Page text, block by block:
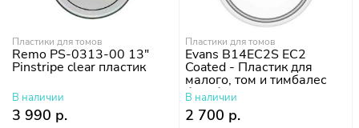
Пластики для томов
Remo PS-0313-00 13"
Pinstripe clear пластик
В наличии
3 990 р.
Пластики для томов
Evans B14EC2S EC2
Coated - Пластик для
малого, том и тимбалес
барабана 14"
В наличии
2 700 р.